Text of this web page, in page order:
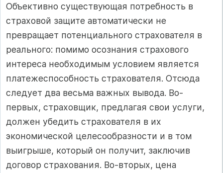
Объективно существующая потребность в
страховой защите автоматически не
превращает потенциального страхователя в
реального: помимо осознания страхового
интереса необходимым условием является
платежеспособность страхователя. Отсюда
следует два весьма важных вывода. Во-
первых, страховщик, предлагая свои услуги,
должен убедить страхователя в их
экономической целесообразности и в том
выигрыше, который он получит, заключив
договор страхования. Во-вторых, цена